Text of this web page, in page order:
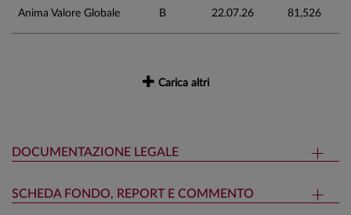
Anima Valore Globale B 22.07.26 81,526
Carica altri
DOCUMENTAZIONE LEGALE
SCHEDA FONDO, REPORT E COMMENTO